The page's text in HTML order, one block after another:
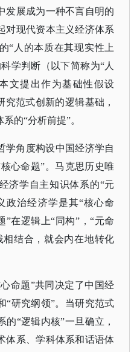
发展成为一种不言自明的
对现代资本主义经济体系
“人的本质在其现实性上
学判断（以下简称为“人
文提出作为基础性假设
究范式创新的逻辑基础，
的“分析前提”。
学角度构设中国经济学自
心命题”。马克思历史唯
济学自主知识体系的“元
政治经济学是其“核心命
”在逻辑上“同构”，“元命
结合，就会内在地转化
命题”共同决定了中国经
“研究纲领”。当研究范式
“逻辑内核”一旦确立，
体系、学科体系和话语体